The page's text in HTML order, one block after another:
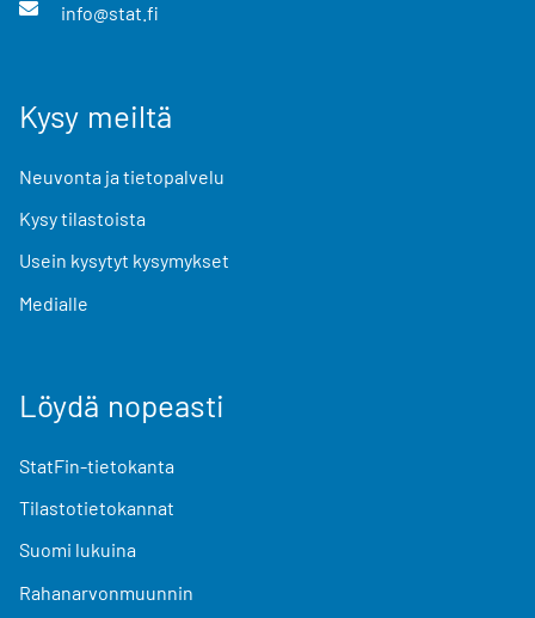
info@stat.fi
Kysy meiltä
Neuvonta ja tietopalvelu
Kysy tilastoista
Usein kysytyt kysymykset
Medialle
Löydä nopeasti
StatFin-tietokanta
Tilastotietokannat
Suomi lukuina
Rahanarvonmuunnin